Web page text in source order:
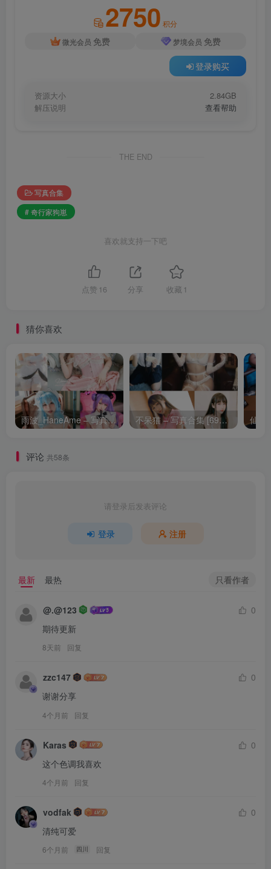
2750 积分
微光会员 免费 梦境会员 免费
登录购买
资源大小
2.84GB
解压说明
查看帮助
THE END
写真合集
# 奇行家狗崽
喜欢就支持一下吧
点赞 16 分享 收藏 1
猜你喜欢
雨波_HaneAme – 写真合集 [387套] [持续更新] 不呆猫 – 写真合集 [69套] [持续更新]
评论 共58条
请登录后发表评论
登录 注册
最新 最热 只看作者
@.@123
0
期待更新
8天前 回复
zzc147
0
谢谢分享
4个月前 回复
Karas
0
这个色调我喜欢
4个月前 回复
vodfak
0
清纯可爱
6个月前 四川 回复